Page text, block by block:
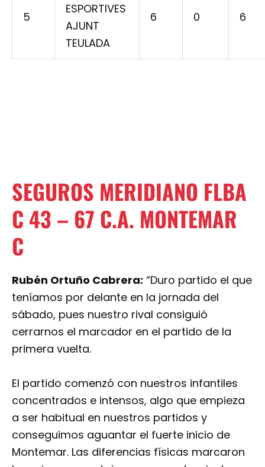
5
ESPORTIVES
AJUNT
TEULADA
6 0 6
SEGUROS MERIDIANO FLBA
C 43 – 67 C.A. MONTEMAR
C
Rubén Ortuño Cabrera: “Duro partido el que
teníamos por delante en la jornada del
sábado, pues nuestro rival consiguió
cerrarnos el marcador en el partido de la
primera vuelta.
El partido comenzó con nuestros infantiles
concentrados e intensos, algo que empieza
a ser habitual en nuestros partidos y
conseguimos aguantar el fuerte inicio de
Montemar. Las diferencias físicas marcaron